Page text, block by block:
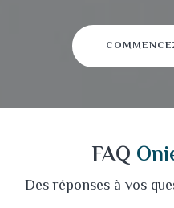
FAQ
Des réponses à vos